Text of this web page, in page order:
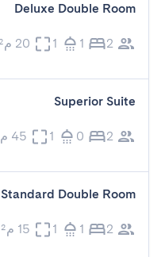
Deluxe Double Room
2
1
1 20 م²
Superior Suite
2
0
1 45 م²
Standard Double Room
2
1
1 15 م²